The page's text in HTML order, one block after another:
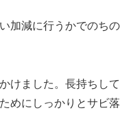
加減に行うかでのちの
けました。長持ちして
めにしっかりとサビ落